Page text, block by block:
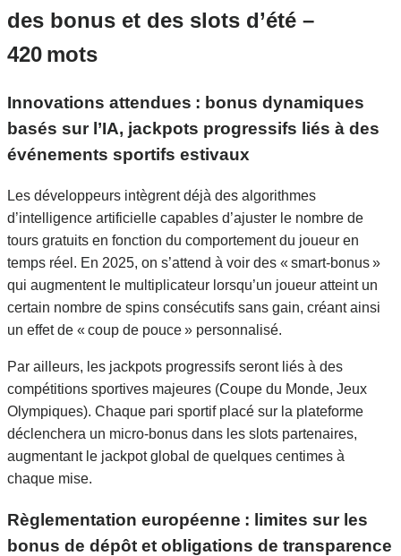
des bonus et des slots d’été –
420 mots
Innovations attendues : bonus dynamiques
basés sur l’IA, jackpots progressifs liés à des
événements sportifs estivaux
Les développeurs intègrent déjà des algorithmes
d’intelligence artificielle capables d’ajuster le nombre de
tours gratuits en fonction du comportement du joueur en
temps réel. En 2025, on s’attend à voir des « smart‑bonus »
qui augmentent le multiplicateur lorsqu’un joueur atteint un
certain nombre de spins consécutifs sans gain, créant ainsi
un effet de « coup de pouce » personnalisé.
Par ailleurs, les jackpots progressifs seront liés à des
compétitions sportives majeures (Coupe du Monde, Jeux
Olympiques). Chaque pari sportif placé sur la plateforme
déclenchera un micro‑bonus dans les slots partenaires,
augmentant le jackpot global de quelques centimes à
chaque mise.
Règlementation européenne : limites sur les
bonus de dépôt et obligations de transparence